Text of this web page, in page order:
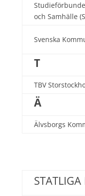
och Samhälle
Svenska
T
TBV
Ä
Älvsborgs